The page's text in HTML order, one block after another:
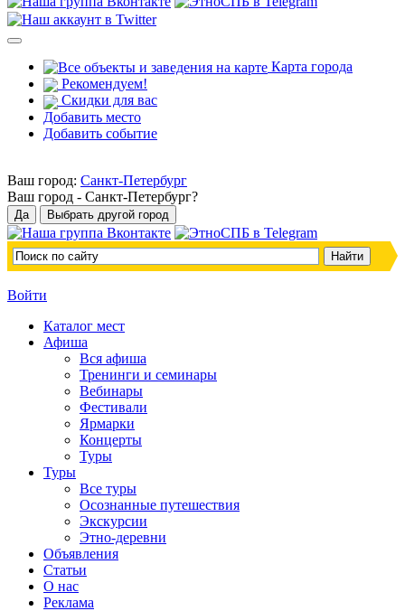
Карта города
Рекомендуем!
Скидки для вас
Добавить место
Добавить событие
Ваш город: Санкт-Петербург
Ваш город - Санкт-Петербург?
Войти
Каталог мест
Афиша
Вся афиша
Тренинги и семинары
Вебинары
Фестивали
Ярмарки
Концерты
Туры
Туры
Все туры
Осознанные путешествия
Экскурсии
Этно-деревни
Объявления
Статьи
О нас
Реклама